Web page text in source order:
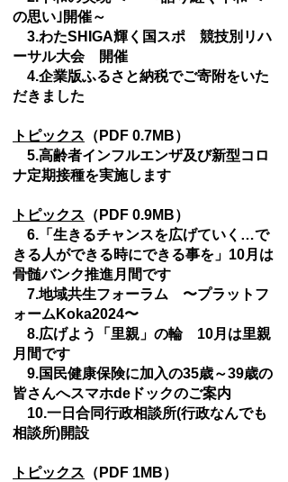
の思い｣開催～
3.わたSHIGA輝く国スポ 競技別リハ
ーサル大会 開催
4.企業版ふるさと納税でご寄附をいた
だきました
トピックス （PDF 0.7MB）
5.高齢者インフルエンザ及び新型コロ
ナ定期接種を実施します
トピックス （PDF 0.9MB）
6.「生きるチャンスを広げていく…で
きる人ができる時にできる事を」10月は
骨髄バンク推進月間です
7.地域共生フォーラム 〜プラットフ
ォームKoka2024〜
8.広げよう「里親」の輪 10月は里親
月間です
9.国民健康保険に加入の35歳～39歳の
皆さんへスマホdeドックのご案内
10.一日合同行政相談所(行政なんでも
相談所)開設
トピックス （PDF 1MB）